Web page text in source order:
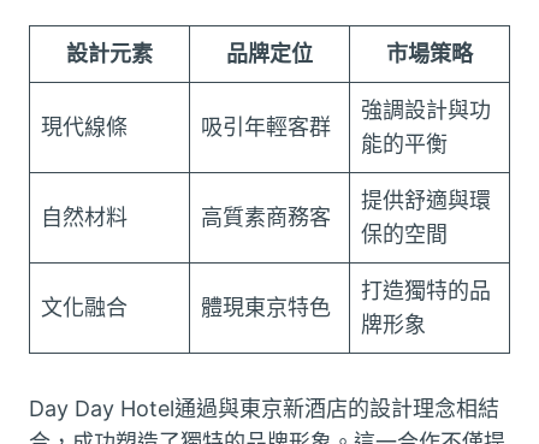
設計元素 品牌定位 市場策略
現代線條 吸引年輕客群
強調設計與功
能的平衡
自然材料 高質素商務客
提供舒適與環
保的空間
文化融合 體現東京特色
打造獨特的品
牌形象
Day Day Hotel通過與東京新酒店的設計理念相結